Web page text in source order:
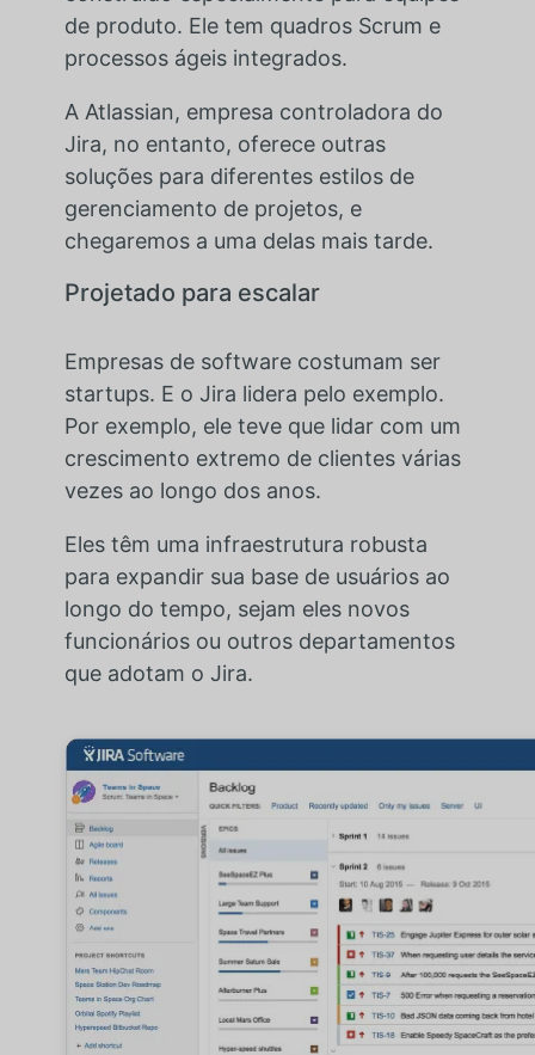
de produto. Ele tem quadros Scrum e
processos ágeis integrados.
A Atlassian, empresa controladora do
Jira, no entanto, oferece outras
soluções para diferentes estilos de
gerenciamento de projetos, e
chegaremos a uma delas mais tarde.
Projetado para escalar
Empresas de software costumam ser
startups. E o Jira lidera pelo exemplo.
Por exemplo, ele teve que lidar com um
crescimento extremo de clientes várias
vezes ao longo dos anos.
Eles têm uma infraestrutura robusta
para expandir sua base de usuários ao
longo do tempo, sejam eles novos
funcionários ou outros departamentos
que adotam o Jira.